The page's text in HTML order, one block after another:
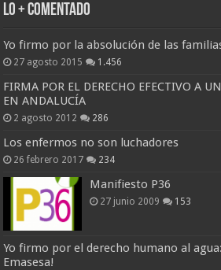
Lo + Comentado
Yo firmo por la absolución de las
27 agosto 2015 1.456
FIRMA POR EL DERECHO EFECTIVO A
EN ANDALUCÍA
2 agosto 2012 286
Los enfermos no son luchadores
26 febrero 2017 234
Manifiesto P36
27 junio 2009 153
Yo firmo por el derecho humano al
Emasesa!